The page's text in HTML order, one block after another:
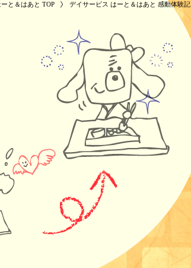
と＆はあと TOP デイサービス はーと＆はあと 感動体験記